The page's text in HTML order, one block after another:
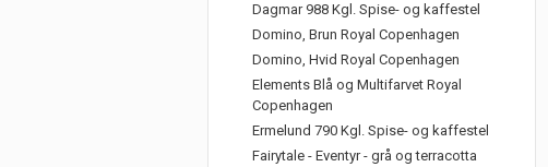
Dagmar 988 Kgl. Spise- og kaffestel
Domino, Brun Royal Copenhagen
Domino, Hvid Royal Copenhagen
Elements Blå og Multifarvet Royal
Copenhagen
Ermelund 790 Kgl. Spise- og kaffestel
Fairytale - Eventyr - grå og terracotta